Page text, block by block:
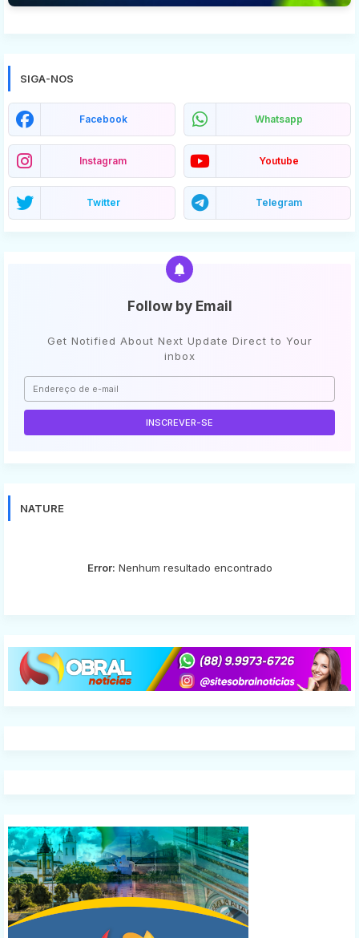
SIGA-NOS
Facebook Whatsapp
Instagram Youtube
Twitter Telegram
Follow by Email
Get Notified About Next Update Direct to Your
inbox
NATURE
Error: Nenhum resultado encontrado